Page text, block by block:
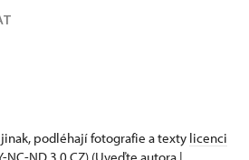
podléhají fotografie a texty licenci